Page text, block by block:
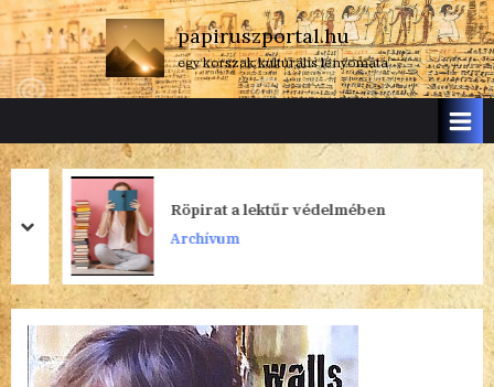
Skip
to
content
papiruszportal.hu
egy korszak kulturális lenyomata
Röpirat a lektűr védelmében
Archívum
prev
next